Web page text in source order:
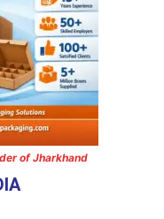
of Jharkhand